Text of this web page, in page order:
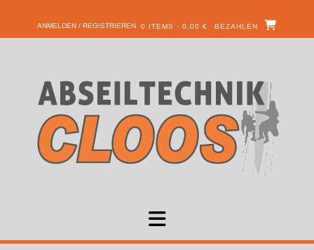
ANMELDEN / REGISTRIEREN 0 ITEMS - 0,00 € BEZAHLEN